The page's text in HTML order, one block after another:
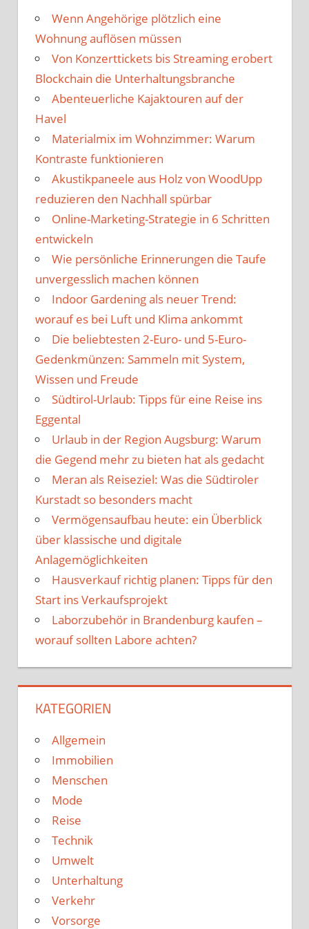
Wenn Angehörige plötzlich eine
Wohnung auflösen müssen
Von Konzerttickets bis Streaming erobert
Blockchain die Unterhaltungsbranche
Abenteuerliche Kajaktouren auf der
Havel
Materialmix im Wohnzimmer: Warum
Kontraste funktionieren
Akustikpaneele aus Holz von WoodUpp
reduzieren den Nachhall spürbar
Online-Marketing-Strategie in 6 Schritten
entwickeln
Wie persönliche Erinnerungen die Taufe
unvergesslich machen können
Indoor Gardening als neuer Trend:
worauf es bei Luft und Klima ankommt
Die beliebtesten 2-Euro- und 5-Euro-
Gedenkmünzen: Sammeln mit System,
Wissen und Freude
Südtirol-Urlaub: Tipps für eine Reise ins
Eggental
Urlaub in der Region Augsburg: Warum
die Gegend mehr zu bieten hat als gedacht
Meran als Reiseziel: Was die Südtiroler
Kurstadt so besonders macht
Vermögensaufbau heute: ein Überblick
über klassische und digitale
Anlagemöglichkeiten
Hausverkauf richtig planen: Tipps für den
Start ins Verkaufsprojekt
Laborzubehör in Brandenburg kaufen –
worauf sollten Labore achten?
KATEGORIEN
Allgemein
Immobilien
Menschen
Mode
Reise
Technik
Umwelt
Unterhaltung
Verkehr
Vorsorge